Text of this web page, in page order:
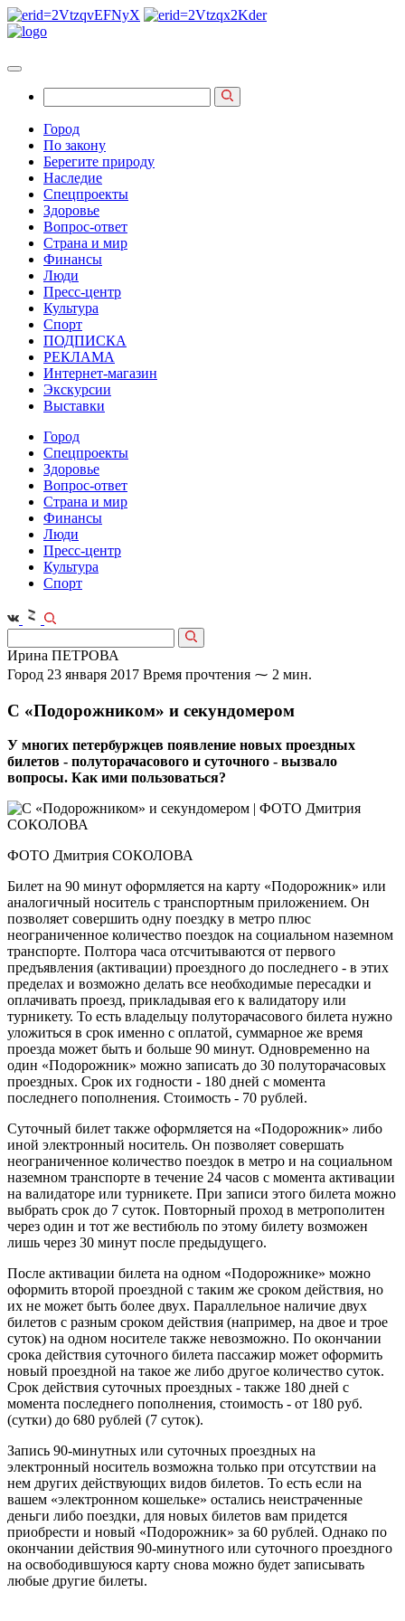
Город
По закону
Берегите природу
Наследие
Спецпроекты
Здоровье
Вопрос-ответ
Страна и мир
Финансы
Люди
Пресс-центр
Культура
Спорт
ПОДПИСКА
РЕКЛАМА
Интернет-магазин
Экскурсии
Выставки
Город
Спецпроекты
Здоровье
Вопрос-ответ
Страна и мир
Финансы
Люди
Пресс-центр
Культура
Спорт
Ирина ПЕТРОВА
Город 23 января 2017 Время прочтения ⁓ 2 мин.
С «Подорожником» и секундомером
У многих петербуржцев появление новых проездных
билетов - полуторачасового и суточного - вызвало
вопросы. Как ими пользоваться?
ФОТО Дмитрия СОКОЛОВА
Билет на 90 минут оформляется на карту «Подорожник» или
аналогичный носитель с транспортным приложением. Он
позволяет совершить одну поездку в метро плюс
неограниченное количество поездок на социальном наземном
транспорте. Полтора часа отсчитываются от первого
предъявления (активации) проездного до последнего - в этих
пределах и возможно делать все необходимые пересадки и
оплачивать проезд, прикладывая его к валидатору или
турникету. То есть владельцу полуторачасового билета нужно
уложиться в срок именно с оплатой, суммарное же время
проезда может быть и больше 90 минут. Одновременно на
один «Подорожник» можно записать до 30 полуторачасовых
проездных. Срок их годности - 180 дней с момента
последнего пополнения. Стоимость - 70 рублей.
Суточный билет также оформляется на «Подорожник» либо
иной электронный носитель. Он позволяет совершать
неограниченное количество поездок в метро и на социальном
наземном транспорте в течение 24 часов с момента активации
на валидаторе или турникете. При записи этого билета можно
выбрать срок до 7 суток. Повторный проход в метрополитен
через один и тот же вестибюль по этому билету возможен
лишь через 30 минут после предыдущего.
После активации билета на одном «Подорожнике» можно
оформить второй проездной с таким же сроком действия, но
их не может быть более двух. Параллельное наличие двух
билетов с разным сроком действия (например, на двое и трое
суток) на одном носителе также невозможно. По окончании
срока действия суточного билета пассажир может оформить
новый проездной на такое же либо другое количество суток.
Срок действия суточных проездных - также 180 дней с
момента последнего пополнения, стоимость - от 180 руб.
(сутки) до 680 рублей (7 суток).
Запись 90-минутных или суточных проездных на
электронный носитель возможна только при отсутствии на
нем других действующих видов билетов. То есть если на
вашем «электронном кошельке» остались неистраченные
деньги либо поездки, для новых билетов вам придется
приобрести и новый «Подорожник» за 60 рублей. Однако по
окончании действия 90-минутного или суточного проездного
на освободившуюся карту снова можно будет записывать
любые другие билеты.